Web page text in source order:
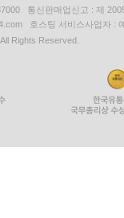
통신판매업신고 : 제
호스팅 서비스사업자 :
Rights Reserved.